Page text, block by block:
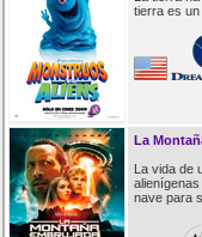
tierra es un
La
La vida de
nave para